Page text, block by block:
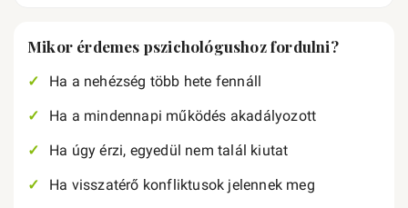
Mikor érdemes pszichológushoz fordulni?
Ha a nehézség több hete fennáll
Ha a mindennapi működés akadályozott
Ha úgy érzi, egyedül nem talál kiutat
Ha visszatérő konfliktusok jelennek meg